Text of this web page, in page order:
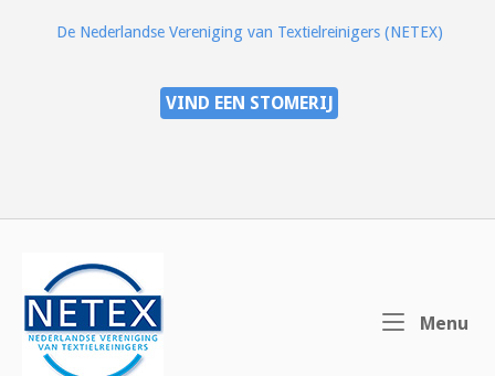
De Nederlandse Vereniging van Textielreinigers (NETEX)
VIND EEN STOMERIJ
Menu